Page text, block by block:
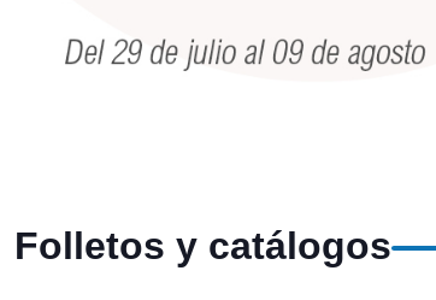
Folletos y catálogos